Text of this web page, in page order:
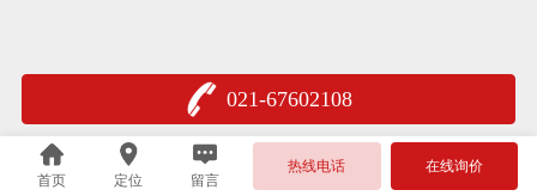
021-67602108
首页 定位 留言
热线电话 在线询价